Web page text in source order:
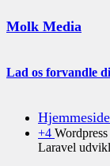
Molk Media
Lad os forvandle
+4
Laravel